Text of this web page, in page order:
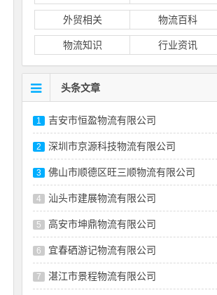
外贸相关 物流百科
物流知识 行业资讯
头条文章
1 吉安市恒盈物流有限公司
2 深圳市京源科技物流有限公司
3 佛山市顺德区旺三顺物流有限公司
4 汕头市建展物流有限公司
5 高安市坤鼎物流有限公司
6 宜春硒游记物流有限公司
7 湛江市景程物流有限公司